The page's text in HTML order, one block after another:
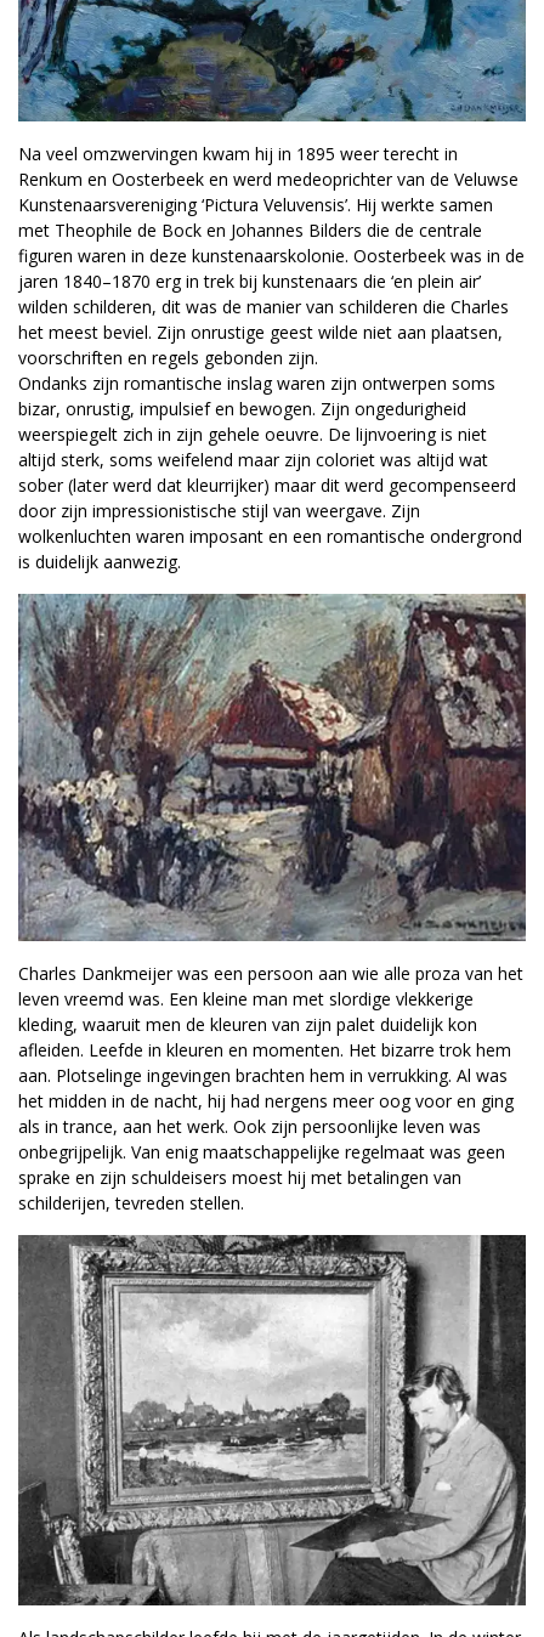
Na veel omzwervingen kwam hij in 1895 weer terecht in
Renkum en Oosterbeek en werd medeoprichter van de Veluwse
Kunstenaarsvereniging ‘Pictura Veluvensis’. Hij werkte samen
met Theophile de Bock en Johannes Bilders die de centrale
figuren waren in deze kunstenaarskolonie. Oosterbeek was in de
jaren 1840–1870 erg in trek bij kunstenaars die ‘en plein air’
wilden schilderen, dit was de manier van schilderen die Charles
het meest beviel. Zijn onrustige geest wilde niet aan plaatsen,
voorschriften en regels gebonden zijn.
Ondanks zijn romantische inslag waren zijn ontwerpen soms
bizar, onrustig, impulsief en bewogen. Zijn ongedurigheid
weerspiegelt zich in zijn gehele oeuvre. De lijnvoering is niet
altijd sterk, soms weifelend maar zijn coloriet was altijd wat
sober (later werd dat kleurrijker) maar dit werd gecompenseerd
door zijn impressionistische stijl van weergave. Zijn
wolkenluchten waren imposant en een romantische ondergrond
is duidelijk aanwezig.
Charles Dankmeijer was een persoon aan wie alle proza van het
leven vreemd was. Een kleine man met slordige vlekkerige
kleding, waaruit men de kleuren van zijn palet duidelijk kon
afleiden. Leefde in kleuren en momenten. Het bizarre trok hem
aan. Plotselinge ingevingen brachten hem in verrukking. Al was
het midden in de nacht, hij had nergens meer oog voor en ging
als in trance, aan het werk. Ook zijn persoonlijke leven was
onbegrijpelijk. Van enig maatschappelijke regelmaat was geen
sprake en zijn schuldeisers moest hij met betalingen van
schilderijen, tevreden stellen.